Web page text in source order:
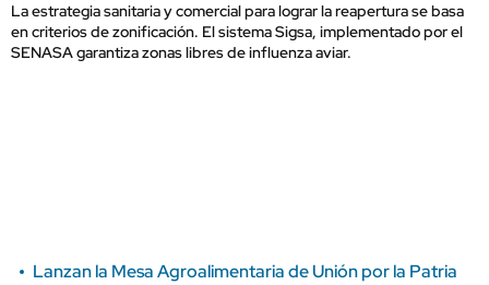
La estrategia sanitaria y comercial para lograr la reapertura se basa
en criterios de zonificación. El sistema Sigsa, implementado por el
SENASA garantiza zonas libres de influenza aviar.
Lanzan la Mesa Agroalimentaria de Unión por la Patria